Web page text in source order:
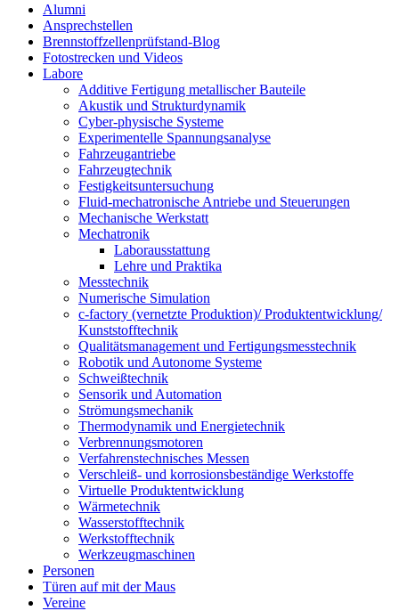
Alumni
Ansprechstellen
Brennstoffzellenprüfstand-Blog
Fotostrecken und Videos
Labore
Additive Fertigung metallischer Bauteile
Akustik und Strukturdynamik
Cyber-physische Systeme
Experimentelle Spannungsanalyse
Fahrzeugantriebe
Fahrzeugtechnik
Festigkeitsuntersuchung
Fluid-mechatronische Antriebe und Steuerungen
Mechanische Werkstatt
Mechatronik
Laborausstattung
Lehre und Praktika
Messtechnik
Numerische Simulation
c-factory (vernetzte Produktion)/ Produktentwicklung/
Kunststofftechnik
Qualitätsmanagement und Fertigungsmesstechnik
Robotik und Autonome Systeme
Schweißtechnik
Sensorik und Automation
Strömungsmechanik
Thermodynamik und Energietechnik
Verbrennungsmotoren
Verfahrenstechnisches Messen
Verschleiß- und korrosionsbeständige Werkstoffe
Virtuelle Produktentwicklung
Wärmetechnik
Wasserstofftechnik
Werkstofftechnik
Werkzeugmaschinen
Personen
Türen auf mit der Maus
Vereine